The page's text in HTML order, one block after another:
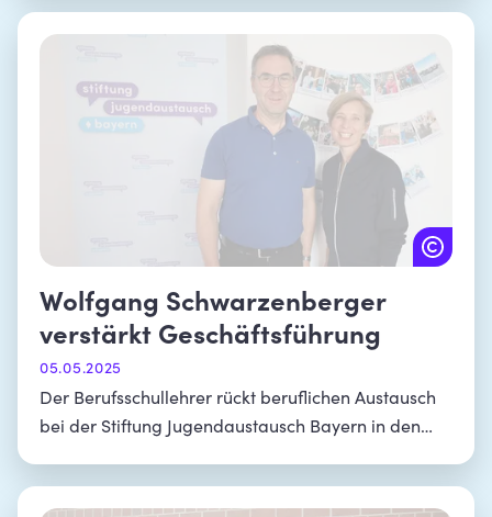
Wolfgang Schwarzenberger
verstärkt Geschäftsführung
05.05.2025
Der Berufsschullehrer rückt beruflichen Austausch
bei der Stiftung Jugendaustausch Bayern in den